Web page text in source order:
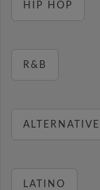
HIP HOP
R&B
ALTERNATIVE
LATINO